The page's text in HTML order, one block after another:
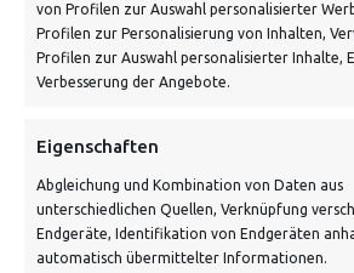
von Profilen zur Auswahl personalisierter
Profilen zur Personalisierung von Inhalten,
Profilen zur Auswahl personalisierter Inhalte,
Verbesserung der Angebote.
Eigenschaften
Abgleichung und Kombination von Daten aus
unterschiedlichen Quellen, Verknüpfung
Endgeräte, Identifikation von Endgeräten
automatisch übermittelter Informationen.
VERSANDKOSTENHINWEIS: